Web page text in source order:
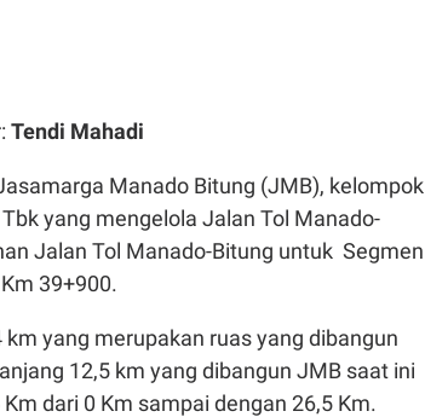
Tendi Mahadi
Manado Bitung (JMB), kelompok
yang mengelola Jalan Tol Manado-
Jalan Tol Manado-Bitung untuk Segmen
39+900.
yang merupakan ruas yang dibangun
12,5 km yang dibangun JMB saat ini
dari 0 Km sampai dengan 26,5 Km.